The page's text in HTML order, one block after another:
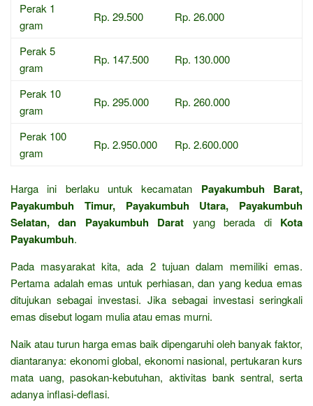
Perak 1
gram
Rp. 29.500 Rp. 26.000
Perak 5
gram
Rp. 147.500 Rp. 130.000
Perak 10
gram
Rp. 295.000 Rp. 260.000
Perak 100
gram
Rp. 2.950.000 Rp. 2.600.000
Harga ini berlaku untuk kecamatan Payakumbuh Barat,
Payakumbuh Timur, Payakumbuh Utara, Payakumbuh
Selatan, dan Payakumbuh Darat yang berada di Kota
Payakumbuh.
Pada masyarakat kita, ada 2 tujuan dalam memiliki emas.
Pertama adalah emas untuk perhiasan, dan yang kedua emas
ditujukan sebagai investasi. Jika sebagai investasi seringkali
emas disebut logam mulia atau emas murni.
Naik atau turun harga emas baik dipengaruhi oleh banyak faktor,
diantaranya: ekonomi global, ekonomi nasional, pertukaran kurs
mata uang, pasokan-kebutuhan, aktivitas bank sentral, serta
adanya inflasi-deflasi.